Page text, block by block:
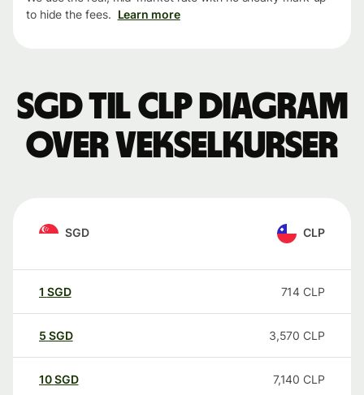
to hide the fees. Learn more
SGD til CLP Diagram
over vekselkurser
SGD CLP
1 SGD 714 CLP
5 SGD 3,570 CLP
10SGD 7,140 CLP